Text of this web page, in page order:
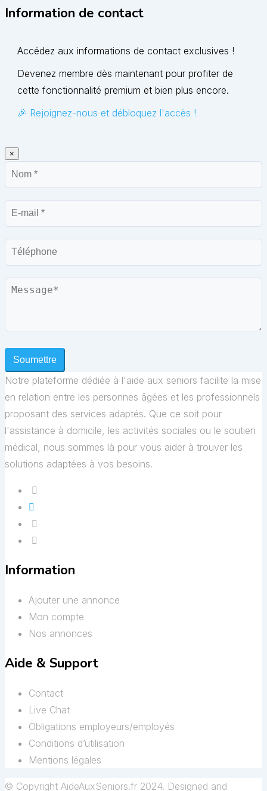
Information de contact
Accédez aux informations de contact exclusives !
Devenez membre dès maintenant pour profiter de
cette fonctionnalité premium et bien plus encore.
🎉 Rejoignez-nous et débloquez l'accès !
×
Nom
E-
mail
Téléphone
Message
Soumettre
Notre plateforme dédiée à l'aide aux seniors facilite la mise
en relation entre les personnes âgées et les professionnels
proposant des services adaptés. Que ce soit pour
l'assistance à domicile, les activités sociales ou le soutien
médical, nous sommes là pour vous aider à trouver les
solutions adaptées à vos besoins.
Information
Ajouter une annonce
Mon compte
Nos annonces
Aide & Support
Contact
Live Chat
Obligations employeurs/employés
Conditions d’utilisation
Mentions légales
© Copyright AideAuxSeniors.fr 2024. Designed and